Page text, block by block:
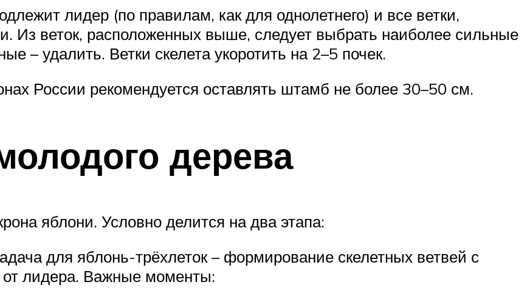
лидер (по правилам, как для однолетнего) и все ветки,
Из веток, расположенных выше, следует выбрать наиболее сильные
– удалить. Ветки скелета укоротить на 2–5 почек.
России рекомендуется оставлять штамб не более 30–50 см.
дерева
яблони. Условно делится на два этапа:
для яблонь-трёхлеток – формирование скелетных ветвей с
от лидера. Важные моменты: